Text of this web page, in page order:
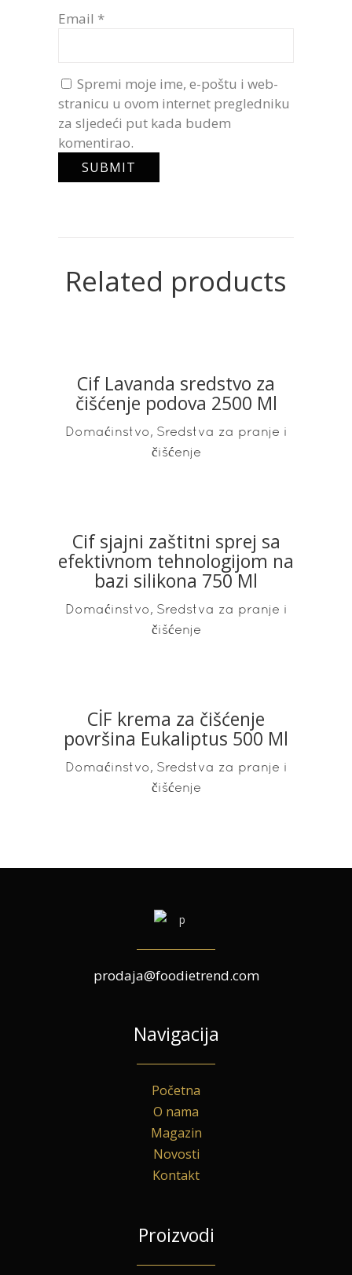
Email *
Spremi moje ime, e-poštu i web-
stranicu u ovom internet pregledniku
za sljedeći put kada budem
komentirao.
Related products
READ MORE
Cif Lavanda sredstvo za
čišćenje podova 2500 Ml
Domaćinstvo, Sredstva za pranje i
čišćenje
READ MORE
Cif sjajni zaštitni sprej sa
efektivnom tehnologijom na
bazi silikona 750 Ml
Domaćinstvo, Sredstva za pranje i
čišćenje
READ MORE
CİF krema za čišćenje
površina Eukaliptus 500 Ml
Domaćinstvo, Sredstva za pranje i
čišćenje
prodaja@foodietrend.com
Navigacija
Početna
O nama
Magazin
Novosti
Kontakt
Proizvodi